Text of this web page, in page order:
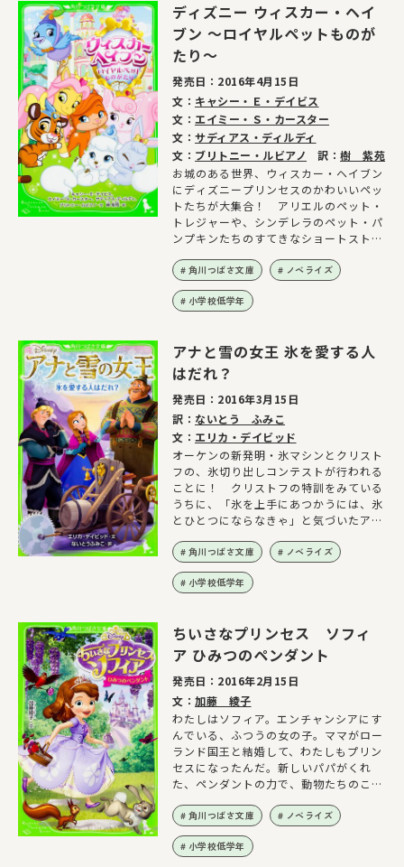
ディズニー ウィスカー・ヘイ
ブン ～ロイヤルペットものが
たり～
発売日： 2016年4月15日
文： キャシー・Ｅ・デイビス
文：エイミー・Ｓ・カースター
文：サディアス・ディルディ
文： ブリトニー・ルビアノ 訳：樹 紫苑
お城のある世界、ウィスカー・ヘイブン
にディズニープリンセスのかわいいペッ
トたちが大集合！ アリエルのペット・
トレジャーや、シンデレラのペット・パ
ンプキンたちのすてきなショートストー
角川つばさ文庫 ノベライズ
小学校低学年
アナと雪の女王 氷を愛する人
はだれ？
発売日： 2016年3月15日
訳： ないとう ふみこ
文：エリカ・デイビッド
オーケンの新発明・氷マシンとクリスト
フの、氷切り出しコンテストが行われる
ことに！ クリストフの特訓をみている
うちに、「氷を上手にあつかうには、氷
とひとつにならなきゃ」と気づいたア
と、思わぬ言葉が返ってきて…。さら
に、氷マシンと氷職人たちが消えちゃう
事件が発生！ 探しにいったエルサたち
角川つばさ文庫 ノベライズ
小学校低学年
ちいさなプリンセス ソフィ
ア ひみつのペンダント
発売日： 2016年2月15日
文：加藤 綾子
わたしはソフィア。エンチャンシアにす
んでいる、ふつうの女の子。ママがロー
ランド国王と結婚して、わたしもプリン
セスになったんだ。新しいパパがくれ
た、ペンダントの力で、動物たちのこと
なプリンセスにも、あうことができたけ
れど!? ディズニーがおくる、大人気ア
ニメーションが、ものがたりになって登
角川つばさ文庫 ノベライズ
小学校低学年